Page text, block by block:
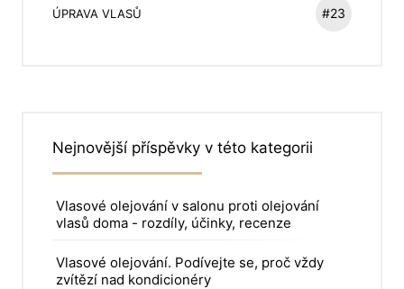
ÚPRAVA VLASŮ #23
Nejnovější příspěvky v této kategorii
Vlasové olejování v salonu proti olejování
vlasů doma - rozdíly, účinky, recenze
Vlasové olejování. Podívejte se, proč vždy
zvítězí nad kondicionéry